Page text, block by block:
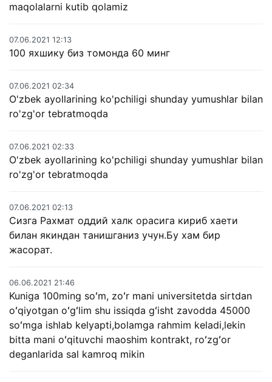
maqolalarni kutib qolamiz
07.06.2021 12:13
100 яхшику биз томонда 60 минг
07.06.2021 02:34
O'zbek ayollarining ko'pchiligi shunday yumushlar bilan
ro'zg'or tebratmoqda
07.06.2021 02:33
O'zbek ayollarining ko'pchiligi shunday yumushlar bilan
ro'zg'or tebratmoqda
07.06.2021 02:13
Сизга Рахмат оддий халк орасига кириб хаети
билан якиндан танишганиз учун.Бу хам бир
жасорат.
06.06.2021 21:46
Kuniga 100ming soʻm, zoʻr mani universitetda sirtdan
oʻqiyotgan oʻgʻlim shu issiqda gʻisht zavodda 45000
soʻmga ishlab kelyapti,bolamga rahmim keladi,lekin
bitta mani oʻqituvchi maoshim kontrakt, roʻzgʻor
deganlarida sal kamroq mikin